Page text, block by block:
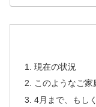
現在の状況
このようなご家
4月まで、もし